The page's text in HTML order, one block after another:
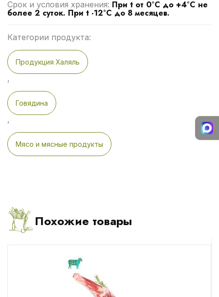
Срок и условия хранения: При t от 0°С до +4°С не
более 2 суток. При t -12°С до 8 месяцев.
Категории продукта:
Продукция Халяль
,
Говядина
,
Мясо и мясные продукты
Похожие товары